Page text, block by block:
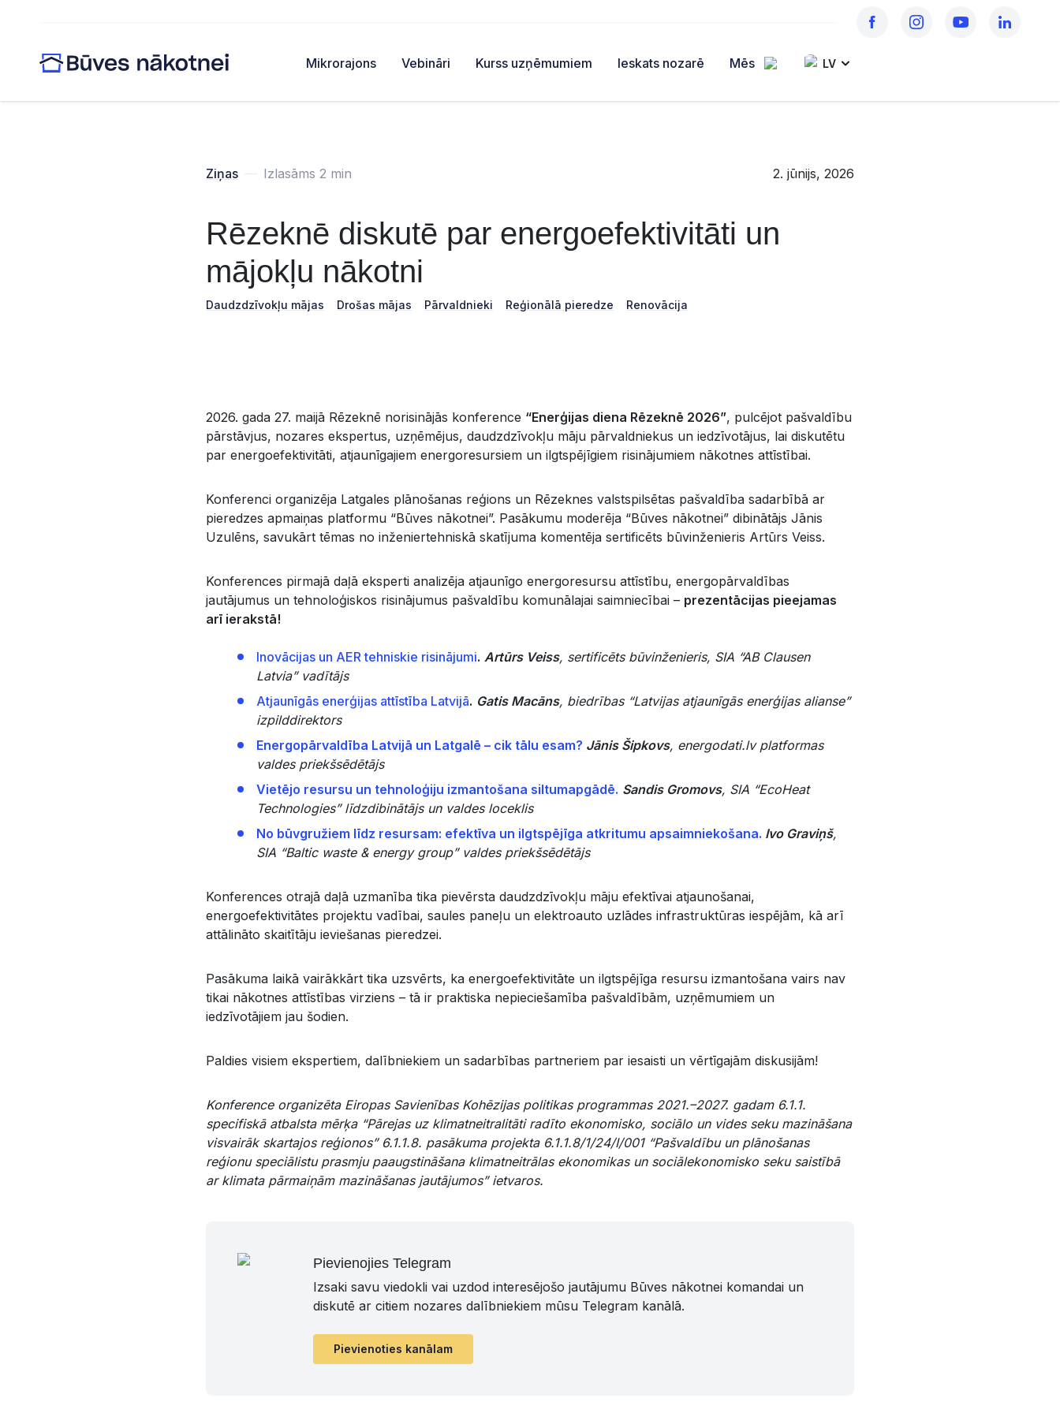
Mikrorajons Vebināri Kurss uzņēmumiem Ieskats nozarē Mēs LV
Ziņas Izlasāms 2 min 2. jūnijs, 2026
Rēzeknē diskutē par energoefektivitāti un
mājokļu nākotni
Daudzdzīvokļu mājas Drošas mājas Pārvaldnieki Reģionālā pieredze Renovācija
2026. gada 27. maijā Rēzeknē norisinājās konference “Enerģijas diena Rēzeknē 2026”, pulcējot pašvaldību
pārstāvjus, nozares ekspertus, uzņēmējus, daudzdzīvokļu māju pārvaldniekus un iedzīvotājus, lai diskutētu
par energoefektivitāti, atjaunīgajiem energoresursiem un ilgtspējīgiem risinājumiem nākotnes attīstībai.
Konferenci organizēja Latgales plānošanas reģions un Rēzeknes valstspilsētas pašvaldība sadarbībā ar
pieredzes apmaiņas platformu “Būves nākotnei”. Pasākumu moderēja “Būves nākotnei” dibinātājs Jānis
Uzulēns, savukārt tēmas no inženiertehniskā skatījuma komentēja sertificēts būvinženieris Artūrs Veiss.
Konferences pirmajā daļā eksperti analizēja atjaunīgo energoresursu attīstību, energopārvaldības
jautājumus un tehnoloģiskos risinājumus pašvaldību komunālajai saimniecībai – prezentācijas pieejamas
arī ierakstā!
Inovācijas un AER tehniskie risinājumi. Artūrs Veiss, sertificēts būvinženieris, SIA “AB Clausen
Latvia” vadītājs
Atjaunīgās enerģijas attīstība Latvijā. Gatis Macāns, biedrības “Latvijas atjaunīgās enerģijas alianse”
izpilddirektors
Energopārvaldība Latvijā un Latgalē – cik tālu esam? Jānis Šipkovs, energodati.lv platformas
valdes priekšsēdētājs
Vietējo resursu un tehnoloģiju izmantošana siltumapgādē. Sandis Gromovs, SIA “EcoHeat
Technologies” līdzdibinātājs un valdes loceklis
No būvgružiem līdz resursam: efektīva un ilgtspējīga atkritumu apsaimniekošana. Ivo Graviņš,
SIA “Baltic waste & energy group” valdes priekšsēdētājs
Konferences otrajā daļā uzmanība tika pievērsta daudzdzīvokļu māju efektīvai atjaunošanai,
energoefektivitātes projektu vadībai, saules paneļu un elektroauto uzlādes infrastruktūras iespējām, kā arī
attālināto skaitītāju ieviešanas pieredzei.
Pasākuma laikā vairākkārt tika uzsvērts, ka energoefektivitāte un ilgtspējīga resursu izmantošana vairs nav
tikai nākotnes attīstības virziens – tā ir praktiska nepieciešamība pašvaldībām, uzņēmumiem un
iedzīvotājiem jau šodien.
Paldies visiem ekspertiem, dalībniekiem un sadarbības partneriem par iesaisti un vērtīgajām diskusijām!
Konference organizēta Eiropas Savienības Kohēzijas politikas programmas 2021.–2027. gadam 6.1.1.
specifiskā atbalsta mērķa “Pārejas uz klimatneitralitāti radīto ekonomisko, sociālo un vides seku mazināšana
visvairāk skartajos reģionos” 6.1.1.8. pasākuma projekta 6.1.1.8/1/24/I/001 “Pašvaldību un plānošanas
reģionu speciālistu prasmju paaugstināšana klimatneitrālas ekonomikas un sociālekonomisko seku saistībā
ar klimata pārmaiņām mazināšanas jautājumos” ietvaros.
Pievienojies Telegram
Izsaki savu viedokli vai uzdod interesējošo jautājumu Būves nākotnei komandai un
diskutē ar citiem nozares dalībniekiem mūsu Telegram kanālā.
Pievienoties kanālam